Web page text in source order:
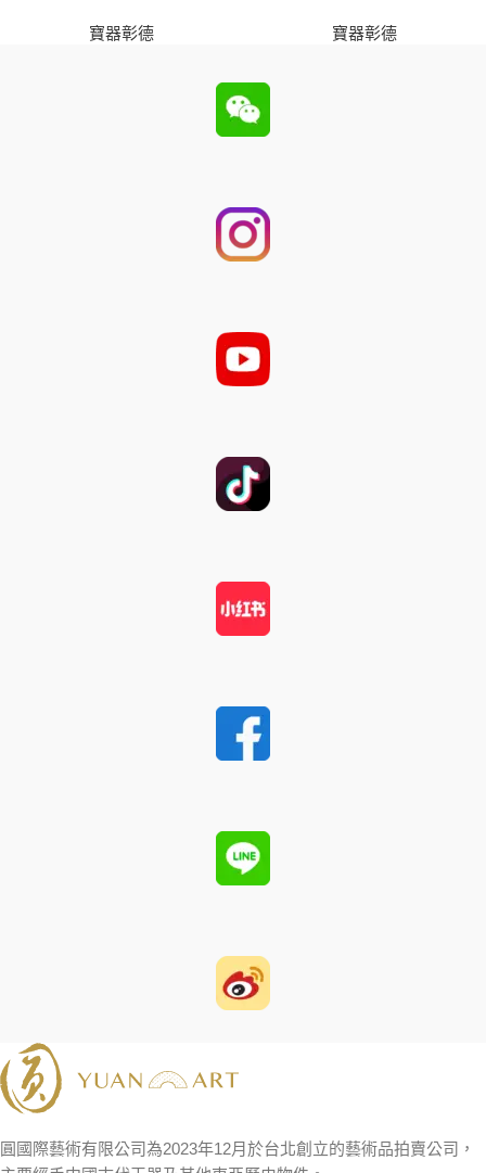
寶器彰德 寶器彰德
圓國際藝術有限公司為2023年12月於台北創立的藝術品拍賣公司，